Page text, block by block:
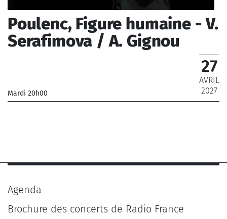
Poulenc, Figure humaine - V.
Serafimova / A. Gignou
Mardi 20h00
27
AVRIL
2027
Agenda
Brochure des concerts de Radio France